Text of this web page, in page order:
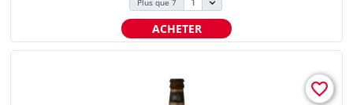
Plus que 7
ACHETER
favorite_border